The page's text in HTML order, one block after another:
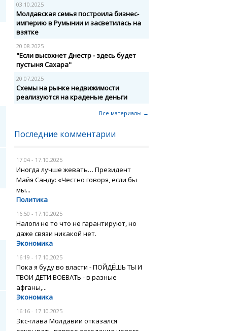
03.10.2025
Молдавская семья построила бизнес-
империю в Румынии и засветилась на
взятке
20.08.2025
"Если высохнет Днестр - здесь будет
пустыня Сахара"
20.07.2025
Схемы на рынке недвижимости
реализуются на краденые деньги
Все материалы →
Последние комментарии
17:04 - 17.10.2025
Иногда лучше жевать… Президент
Майя Санду: «Честно говоря, если бы
мы...
Политика
16:50 - 17.10.2025
Налоги не то что не гарантируют, но
даже связи никакой нет.
Экономика
16:19 - 17.10.2025
Пока я буду во власти - ПОЙДЁШЬ ТЫ И
ТВОИ ДЕТИ ВОЕВАТЬ - в разные
афганы,...
Экономика
16:16 - 17.10.2025
Экс-глава Молдавии отказался